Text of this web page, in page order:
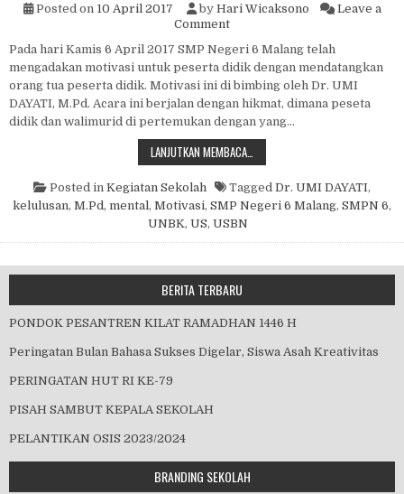
Posted on 10 April 2017 by Hari Wicaksono
Leave a
Commenton MOTIVASI MENJELANG
Pada hari Kamis 6 April 2017 SMP Negeri 6 Malang telah
mengadakan motivasi untuk peserta didik dengan mendatangkan
orang tua peserta didik. Motivasi ini di bimbing oleh Dr. UMI
DAYATI, M.Pd. Acara ini berjalan dengan hikmat, dimana peseta
didik dan walimurid di pertemukan dengan yang…
LANJUTKAN MEMBACA…
Posted in Kegiatan Sekolah Tagged Dr. UMI DAYATI,
kelulusan, M.Pd , mental , Motivasi, SMP Negeri 6 Malang, SMPN 6,
UNBK, US, USBN
BERITA TERBARU
PONDOK PESANTREN KILAT RAMADHAN 1446 H
Peringatan Bulan Bahasa Sukses Digelar, Siswa Asah Kreativitas
PERINGATAN HUT RI KE-79
PISAH SAMBUT KEPALA SEKOLAH
PELANTIKAN OSIS 2023/2024
BRANDING SEKOLAH